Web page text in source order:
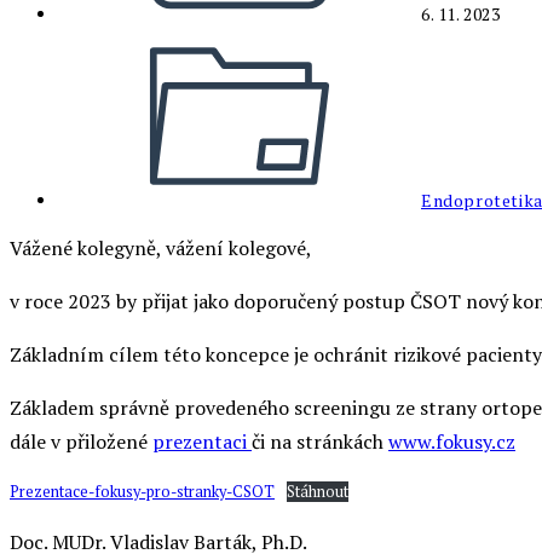
6. 11. 2023
Endoprotetika
Vážené kolegyně, vážení kolegové,
v roce 2023 by přijat jako doporučený postup ČSOT nový
Základním cílem této koncepce je ochránit rizikové
Základem správně provedeného screeningu ze strany
dále v přiložené prezentaciči na stránkáchwww.fokusy.cz
Prezentace-fokusy-pro-stranky-CSOT Stáhnout
Doc. MUDr. Vladislav Barták, Ph.D.